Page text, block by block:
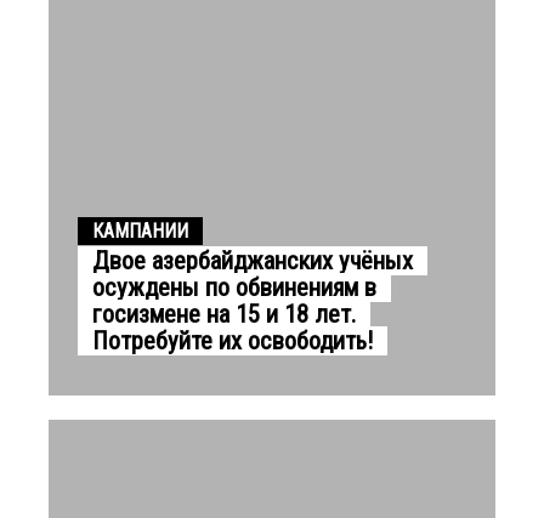
КАМПАНИИ
Двое азербайджанских учёных
осуждены по обвинениям в
госизмене на 15 и 18 лет.
Потребуйте их освободить!